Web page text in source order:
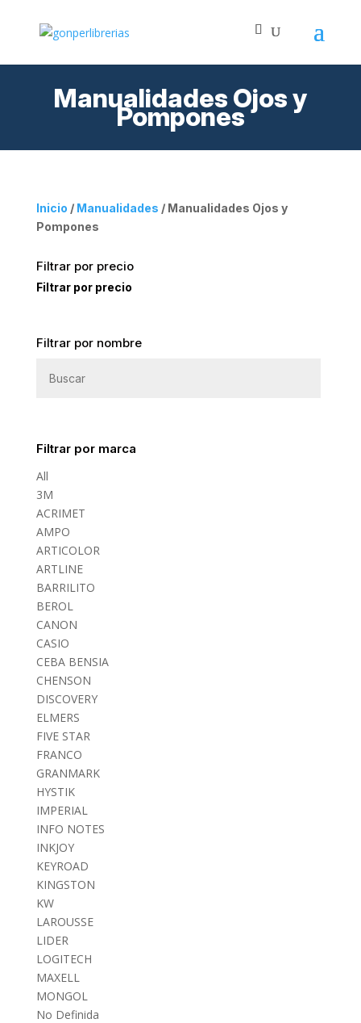
Manualidades Ojos y
Pompones
Inicio / Manualidades / Manualidades Ojos y
Pompones
Filtrar por precio
Filtrar por precio
Filtrar por nombre
Filtrar por marca
All
3M
ACRIMET
AMPO
ARTICOLOR
ARTLINE
BARRILITO
BEROL
CANON
CASIO
CEBA BENSIA
CHENSON
DISCOVERY
ELMERS
FIVE STAR
FRANCO
GRANMARK
HYSTIK
IMPERIAL
INFO NOTES
INKJOY
KEYROAD
KINGSTON
KW
LAROUSSE
LIDER
LOGITECH
MAXELL
MONGOL
No Definida